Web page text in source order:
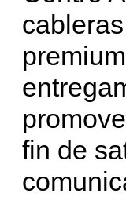
fin de